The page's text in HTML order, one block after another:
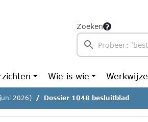
Zoeken
Wie is wie Werkwijze
2026) Dossier 1048 besluitblad